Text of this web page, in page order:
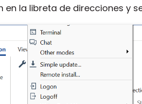
en la libreta de direcciones y